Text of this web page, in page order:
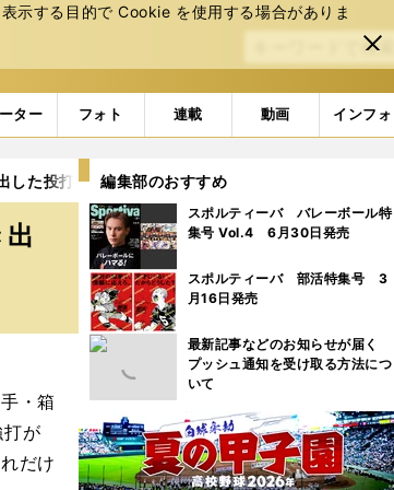
⽰する⽬的で Cookie を使⽤する場合がありま
閉じ
る
ター フォト 連載 動画 インフォ
た投打のバランスナンバーワンは？
・箱
が
だけ
編集部のおすすめ
スポルティーバ バレーボール特
集号 Vol.4 6月30日発売
スポルティーバ 部活特集号 3
月16日発売
最新記事などのお知らせが届く
プッシュ通知を受け取る方法につ
いて